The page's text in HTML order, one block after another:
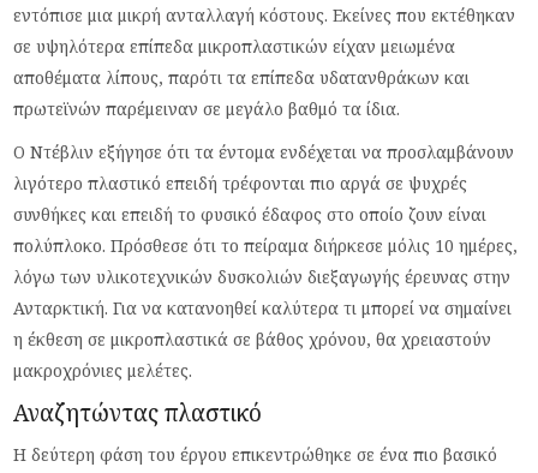
εντόπισε μια μικρή ανταλλαγή κόστους. Εκείνες που εκτέθηκαν
σε υψηλότερα επίπεδα μικροπλαστικών είχαν μειωμένα
αποθέματα λίπους, παρότι τα επίπεδα υδατανθράκων και
πρωτεϊνών παρέμειναν σε μεγάλο βαθμό τα ίδια.
Ο Ντέβλιν εξήγησε ότι τα έντομα ενδέχεται να προσλαμβάνουν
λιγότερο πλαστικό επειδή τρέφονται πιο αργά σε ψυχρές
συνθήκες και επειδή το φυσικό έδαφος στο οποίο ζουν είναι
πολύπλοκο. Πρόσθεσε ότι το πείραμα διήρκεσε μόλις 10 ημέρες,
λόγω των υλικοτεχνικών δυσκολιών διεξαγωγής έρευνας στην
Ανταρκτική. Για να κατανοηθεί καλύτερα τι μπορεί να σημαίνει
η έκθεση σε μικροπλαστικά σε βάθος χρόνου, θα χρειαστούν
μακροχρόνιες μελέτες.
Αναζητώντας πλαστικό
Η δεύτερη φάση του έργου επικεντρώθηκε σε ένα πιο βασικό